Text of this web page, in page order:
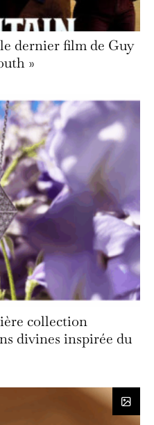
dernier film de Guy
»
collection
divines inspirée du